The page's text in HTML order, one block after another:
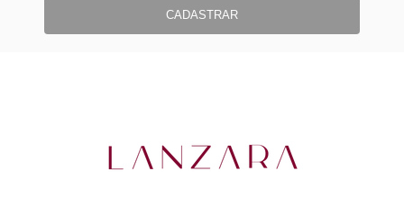
CADASTRAR